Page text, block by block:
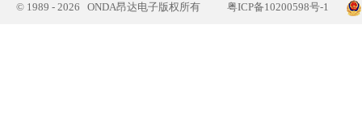
© 1989 - 2026 ONDA昂达电子版权所有 粤ICP备10200598号-1